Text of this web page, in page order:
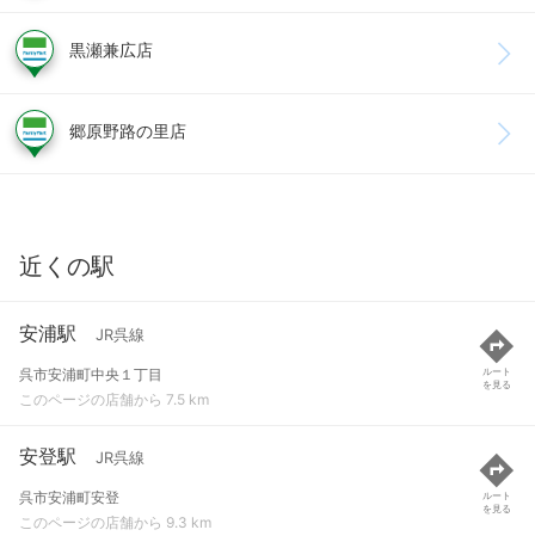
黒瀬兼広店
郷原野路の里店
近くの駅
安浦駅 JR呉線
呉市安浦町中央１丁目
このページの店舗から 7.5 km
ルート
を見る
安登駅 JR呉線
呉市安浦町安登
このページの店舗から 9.3 km
ルート
を見る